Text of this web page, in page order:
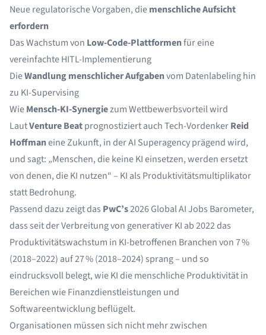
Neue regulatorische Vorgaben, diemenschliche Aufsicht
erfordern
Das Wachstum von Low-Code-Plattformenfür eine
vereinfachte HITL-Implementierung
DieWandlung menschlicher Aufgabenvom Datenlabeling hin
zu KI-Supervising
WieMensch-KI-Synergiezum Wettbewerbsvorteil wird
LautVenture Beatprognostiziert auch Tech-VordenkerReid
Hoffmaneine Zukunft, in derAI Superagencyprägend wird,
und sagt: „Menschen, die keine KI einsetzen, werden ersetzt
von denen, die KI nutzen“ – KI als Produktivitätsmultiplikator
statt Bedrohung.
Passend dazu zeigt das PwC’s2026 Global AI Jobs Barometer,
dass seit der Verbreitung von generativer KI ab 2022 das
Produktivitätswachstum in KI-betroffenen Branchen von 7 %
(2018–2022) auf 27 % (2018–2024) sprang – und so
eindrucksvoll belegt, wie KI die menschliche Produktivität in
Bereichen wie Finanzdienstleistungen und
Softwareentwicklung beflügelt.
Organisationen müssen sich nicht mehr zwischen